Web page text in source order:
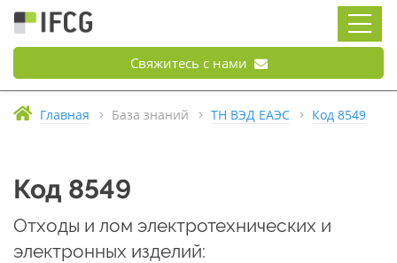
Свяжитесь с нами
Главная База знаний ТН ВЭД ЕАЭС Код 8549
Код 8549
Отходы и лом электротехнических и
электронных изделий: